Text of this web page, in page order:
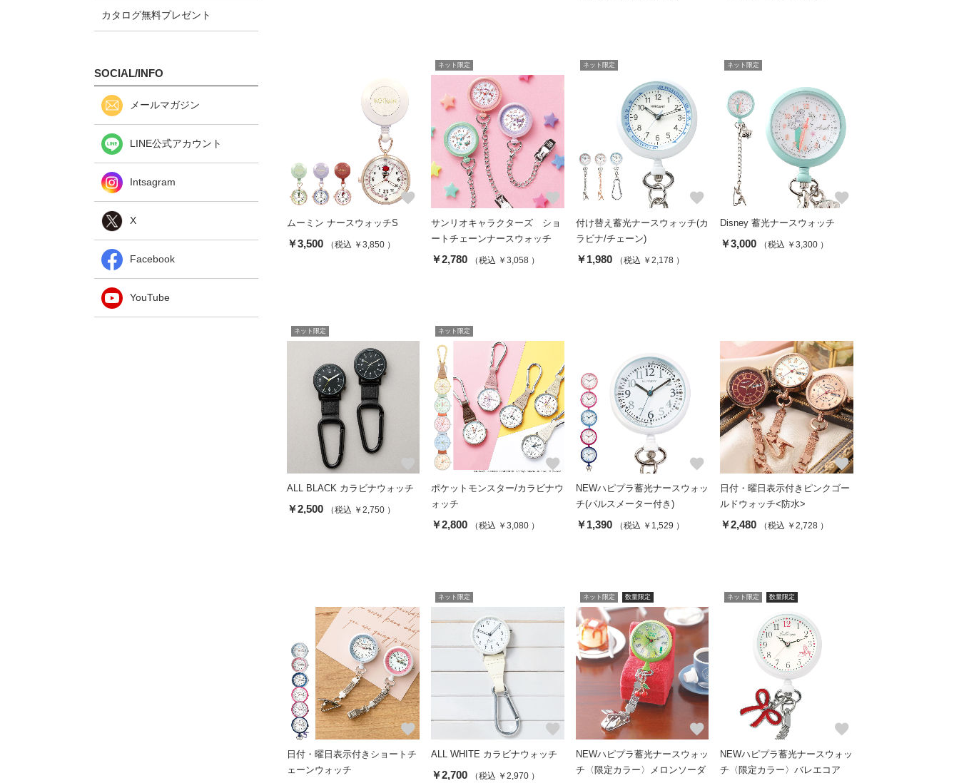
カタログ無料プレゼント
SOCIAL/INFO
メールマガジン
LINE公式アカウント
Intsagram
X
Facebook
YouTube
favorite
ムーミン ナースウォッチS
￥3,500 （税込 ￥3,850 ）
ネット限定
favorite
サンリオキャラクターズ ショ
ートチェーンナースウォッチ
￥2,780 （税込 ￥3,058 ）
ネット限定
favorite
付け替え蓄光ナースウォッチ(カ
ラビナ/チェーン)
￥1,980 （税込 ￥2,178 ）
ネット限定
favorite
Disney 蓄光ナースウォッチ
￥3,000 （税込 ￥3,300 ）
ネット限定
ALL BLACK カラビナウォッチ
￥2,500 （税込 ￥2,750 ）
ネット限定
favorite
ポケットモンスター/カラビナウ
ォッチ
￥2,800 （税込 ￥3,080 ）
favorite
NEWハピプラ蓄光ナースウォッ
チ(パルスメーター付き)
￥1,390 （税込 ￥1,529 ）
favorite
日付・曜日表示付きピンクゴー
ルドウォッチ<防水>
￥2,480 （税込 ￥2,728 ）
favorite
日付・曜日表示付きショートチ
ェーンウォッチ
ネット限定
favorite
ALL WHITE カラビナウォッチ
￥2,700 （税込 ￥2,970 ）
ネット限定 数量限定
favorite
NEWハピプラ蓄光ナースウォッ
チ〈限定カラー〉メロンソーダ
ネット限定 数量限定
favorite
NEWハピプラ蓄光ナースウォッ
チ〈限定カラー〉バレエコア